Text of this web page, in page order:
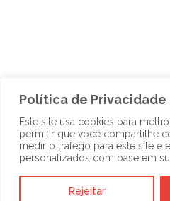
Política de Privacidade
Este site usa cookies para
permitir que você compartilhe
medir o tráfego para este site e
personalizados com base em
Rejeitar